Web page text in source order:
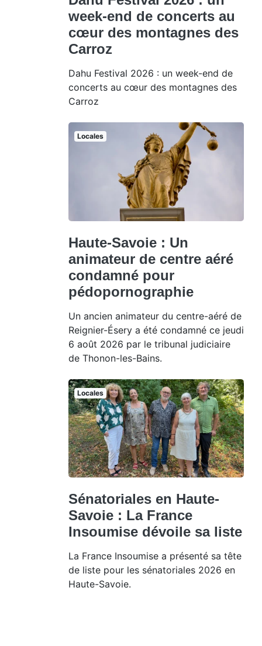
week-end de concerts au
cœur des montagnes des
Carroz
Dahu Festival 2026 : un week-end de
concerts au cœur des montagnes des
Carroz
Locales
Haute-Savoie : Un
animateur de centre aéré
condamné pour
pédopornographie
Un ancien animateur du centre-aéré de
Reignier-Ésery a été condamné ce jeudi
6 août 2026 par le tribunal judiciaire
de Thonon-les-Bains.
Locales
Sénatoriales en Haute-
Savoie : La France
Insoumise dévoile sa liste
La France Insoumise a présenté sa tête
de liste pour les sénatoriales 2026 en
Haute-Savoie.